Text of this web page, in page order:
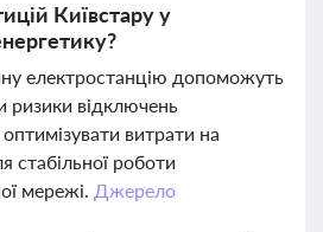
Київстару у
електростанцію допоможуть
ризики відключень
оптимізувати витрати на
стабільної роботи
мережі. Джерело